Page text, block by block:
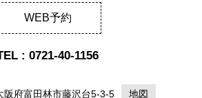
WEB予約
: 0721-40-1156
阪府富田林市藤沢台5-3-5 地図